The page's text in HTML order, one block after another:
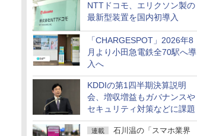
NTTドコモ、エリクソン製の
最新型装置を国内初導入
「CHARGESPOT」2026年8
月より小田急電鉄全70駅へ導
入へ
KDDIの第1四半期決算説明
会、増収増益もガバナンスや
セキュリティ対策などに課題
連載
石川温の「スマホ業界